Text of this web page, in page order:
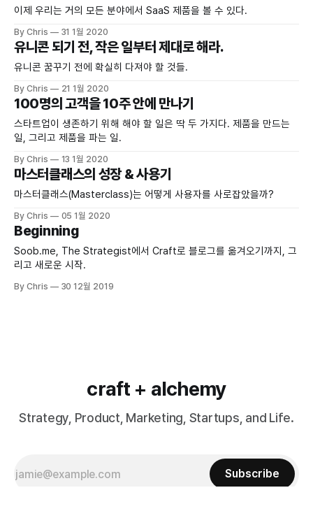
이제 우리는 거의 모든 분야에서 SaaS 제품을 볼 수 있다.
By Chris 31 1월 2020
유니콘 되기 전, 작은 일부터 제대로 해라.
유니콘 꿈꾸기 전에 확실히 다져야 할 것들.
By Chris 21 1월 2020
100명의 고객을 10주 안에 만나기
스타트업이 생존하기 위해 해야 할 일은 딱 두 가지다. 제품을 만드는
일, 그리고 제품을 파는 일.
By Chris 13 1월 2020
마스터클래스의 성장 & 사용기
마스터클래스(Masterclass)는 어떻게 사용자를 사로잡았을까?
By Chris 05 1월 2020
Beginning
Soob.me, The Strategist에서 Craft로 블로그를 옮겨오기까지, 그
리고 새로운 시작.
By Chris 30 12월 2019
craft + alchemy
Strategy, Product, Marketing, Startups, and Life.
Subscribe